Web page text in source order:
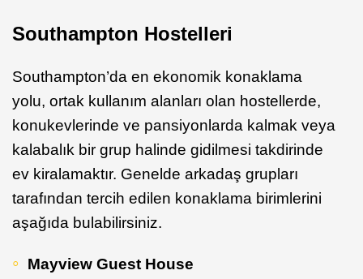
Southampton Hostelleri
Southampton’da en ekonomik konaklama
yolu, ortak kullanım alanları olan hostellerde,
konukevlerinde ve pansiyonlarda kalmak veya
kalabalık bir grup halinde gidilmesi takdirinde
ev kiralamaktır. Genelde arkadaş grupları
tarafından tercih edilen konaklama birimlerini
aşağıda bulabilirsiniz.
Mayview Guest House